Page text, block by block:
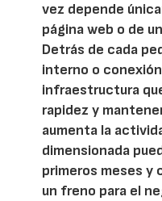
vez depende
página web o de
Detrás de cada
interno o
infraestructura
rapidez y
aumenta la
dimensionada
primeros meses y
un freno para el